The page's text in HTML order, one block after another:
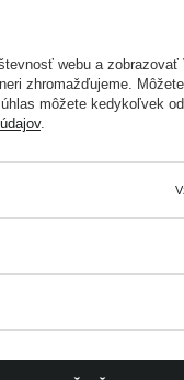
Sheet Mask
webu a zobrazovať
zhromažďujeme.
môžete kedykoľvek
.